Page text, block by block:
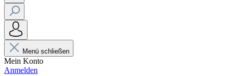
Menü schließen
Mein Konto
Anmelden